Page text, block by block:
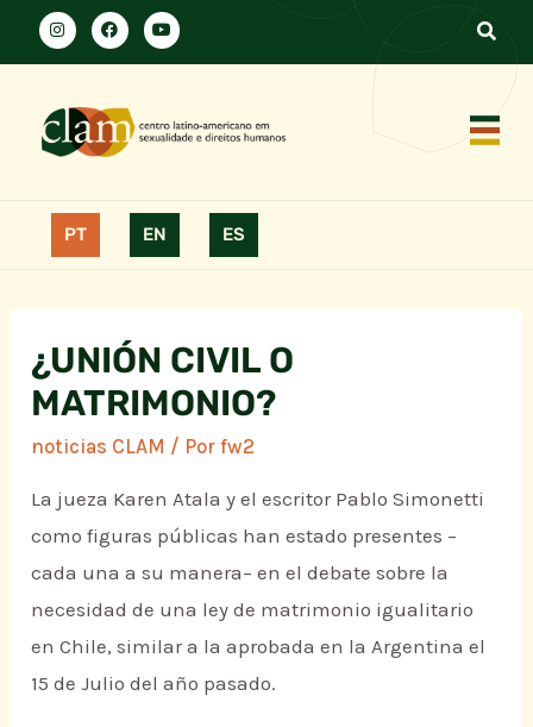
PT EN ES
¿UNIÓN CIVIL O
MATRIMONIO?
noticias CLAM / Porfw2
La jueza Karen Atala y el escritor Pablo Simonetti
como figuras públicas han estado presentes –
cada una a su manera– en el debate sobre la
necesidad de una ley de matrimonio igualitario
en Chile, similar a la aprobada en la Argentina el
15 de Julio del año pasado.